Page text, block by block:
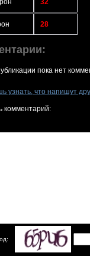
32
28
пока нет
узнать, что напишут
комментарий: